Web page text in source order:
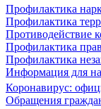
Профилактика
Профилактика
Противодействие
Профилактика
Профилактика
Информация для
Коронавирус:
Обращения